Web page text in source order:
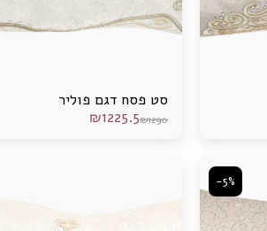
סט פסח דגם פוליר
₪1290
₪1225.5
-5%